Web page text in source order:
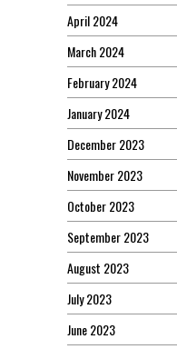
April 2024
March 2024
February 2024
January 2024
December 2023
November 2023
October 2023
September 2023
August 2023
July 2023
June 2023